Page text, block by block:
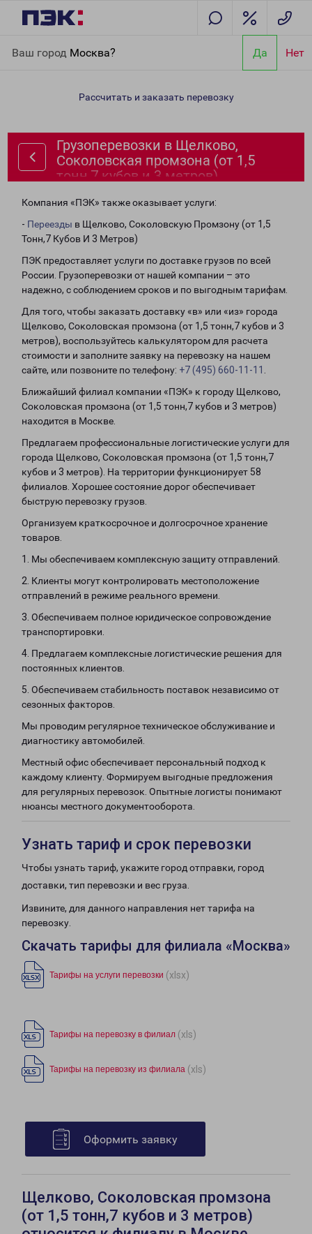
Ваш город Москва? Да Нет
Соколовская промзона (от 1,5 тонн,7 кубов и 3 метров)
Рассчитать и заказать перевозку
Грузоперевозки в Щелково,
Соколовская промзона (от 1,5
тонн,7 кубов и 3 метров)
Компания «ПЭК» также оказывает услуги:
- Переезды в Щелково, Соколовскую Промзону (от 1,5
Тонн,7 Кубов И 3 Метров)
ПЭК предоставляет услуги по доставке грузов по всей
России. Грузоперевозки от нашей компании – это
надежно, с соблюдением сроков и по выгодным тарифам.
Для того, чтобы заказать доставку «в» или «из» города
Щелково, Соколовская промзона (от 1,5 тонн,7 кубов и 3
метров), воспользуйтесь калькулятором для расчета
стоимости и заполните заявку на перевозку на нашем
сайте, или позвоните по телефону: +7 (495) 660-11-11
Ближайший филиал компании «ПЭК» к городу Щелково,
Соколовская промзона (от 1,5 тонн,7 кубов и 3 метров)
находится в Москве.
Предлагаем профессиональные логистические услуги для
города Щелково, Соколовская промзона (от 1,5 тонн,7
кубов и 3 метров). На территории функционирует 58
филиалов. Хорошее состояние дорог обеспечивает
быструю перевозку грузов.
Организуем краткосрочное и долгосрочное хранение
товаров.
1. Мы обеспечиваем комплексную защиту отправлений.
2. Клиенты могут контролировать местоположение
отправлений в режиме реального времени.
3. Обеспечиваем полное юридическое сопровождение
транспортировки.
4. Предлагаем комплексные логистические решения для
постоянных клиентов.
5. Обеспечиваем стабильность поставок независимо от
сезонных факторов.
Мы проводим регулярное техническое обслуживание и
диагностику автомобилей.
Местный офис обеспечивает персональный подход к
каждому клиенту. Формируем выгодные предложения
для регулярных перевозок. Опытные логисты понимают
нюансы местного документооборота.
Узнать тариф и срок перевозки
Чтобы узнать тариф, укажите город отправки, город
доставки, тип перевозки и вес груза.
Извините, для данного направления нет тарифа на
перевозку.
Скачать тарифы для филиала «Москва»
Тарифы на услуги перевозки (xlsx)
Тарифы на перевозку в филиал (xls)
Тарифы на перевозку из филиала (xls)
Оформить заявку
Щелково, Соколовская промзона
(от 1,5 тонн,7 кубов и 3 метров)